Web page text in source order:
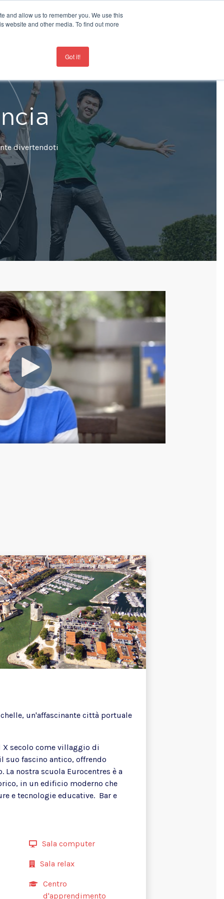
and allow us to remember you. We use this
website and other media. To find out more
Got it!
Contatti
divertendoti
un'affascinante città portuale
X secolo come villaggio di
suo fascino antico, offrendo
nostra scuola Eurocentres è a
in un edificio moderno che
e tecnologie educative. Bar e
Sala computer
Sala relax
Centro
d'apprendimento